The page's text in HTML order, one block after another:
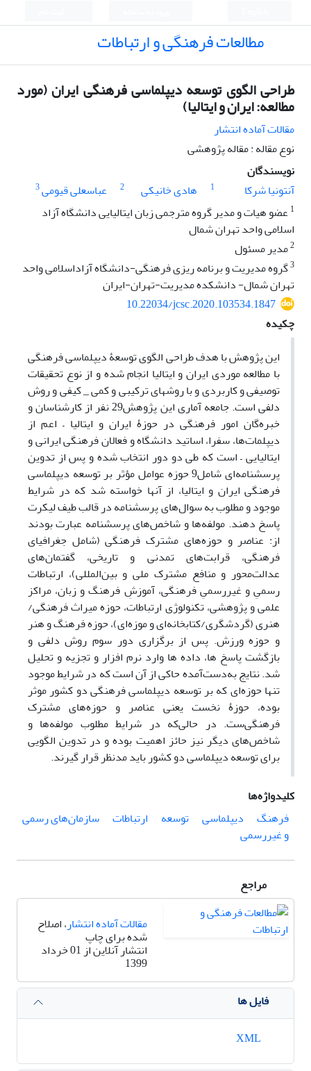
مطالعات فرهنگی و ارتباطات
طراحی الگوی توسعه دیپلماسی فرهنگی ایران (مورد
مطالعه: ایران و ایتالیا)
مقالات آماده انتشار
نوع مقاله : مقاله پژوهشی
نویسندگان
آنتونیا شرکا
1 هادی خانیکی 2 عباسعلی قیومی3
1 عضو هیات و مدیر گروه مترجمی زبان ایتالیایی دانشگاه آزاد
اسلامی واحد تهران شمال
2مدیر مسئول
3گروه مدیریت و برنامه ریزی فرهنگی-دانشگاه آزاداسلامی واحد
تهران شمال- دانشکده مدیریت-تهران-ایران
10.22034/jcsc.2020.103534.1847
چکیده
این پژوهش با هدف طراحی الگوی توسعۀ دیپلماسی فرهنگی
با مطالعه موردی ایران و ایتالیا انجام شده و از نوع تحقیقات
توصیفی و کاربردی و با روشهای ترکیبی و کمی _ کیفی و روش
دلفی است. جامعه آماری این پژوهش29 نفر از کارشناسان و
خبره‌گان امور فرهنگی در حوزۀ ایران و ایتالیا – اعم از
دیپلمات‌ها، سفرا، اساتید دانشگاه و فعالان فرهنگی ایرانی و
ایتالیایی – است که طی دو دور انتخاب شده و پس از تدوین
پرسشنامه‌ای شامل9 حوزه عوامل مؤثر بر توسعه دیپلماسی
فرهنگی ایران و ایتالیا، از آنها خواسته شد که در شرایط
موجود و مطلوب به سوال‌های پرسشنامه در قالب طیف لیکرت
پاسخ دهند. مولفه‌ها و شاخص‌های پرسشنامه عبارت بودند
از: عناصر و حوزه‌های مشترک فرهنگی (شامل جغرافیای
فرهنگی، قرابت‌های تمدنی و تاریخی، گفتمان‌های
عدالت‌محور و منافع مشترک ملی و بین‌المللی)، ارتباطات
رسمیِ و غیررسمیِ فرهنگی، آموزشِ فرهنگ و زبان، مراکز
علمی و پژوهشی، تکنولوژی ارتباطات، حوزه میراث فرهنگی/
هنری (گردشگری/کتابخانه‌ای‌ و موزه‌ای)، حوزه فرهنگ و هنر
و حوزه ورزش. پس از برگزاری دور سوم روش دلفی و
بازگشت پاسخ ها، داده ها وارد نرم افزار و تجزیه و تحلیل
شد. نتایج به‌دست‌آمده حاکی از آن است که در شرایط موجود
تنها حوزه‌ای که بر توسعه دیپلماسی فرهنگی دو کشور موثر
بوده، حوزۀ نخست یعنی عناصر و حوزه‌های مشترک
فرهنگی‌ست. در حالی‌که در شرایط مطلوب مولفه‌ها و
شاخص‌های دیگر نیز حائز اهمیت بوده و در تدوین الگویی
برای توسعه دیپلماسی دو کشور باید مدنظر قرار گیرند.
کلیدواژه‌ها
فرهنگ
دیپلماسی توسعه ارتباطات
سازمان‌های رسمی
و غیررسمی
مراجع
مقالات آماده انتشار، اصلاح
شده برای چاپ
انتشار آنلاین از 01 خرداد
1399
فایل ها